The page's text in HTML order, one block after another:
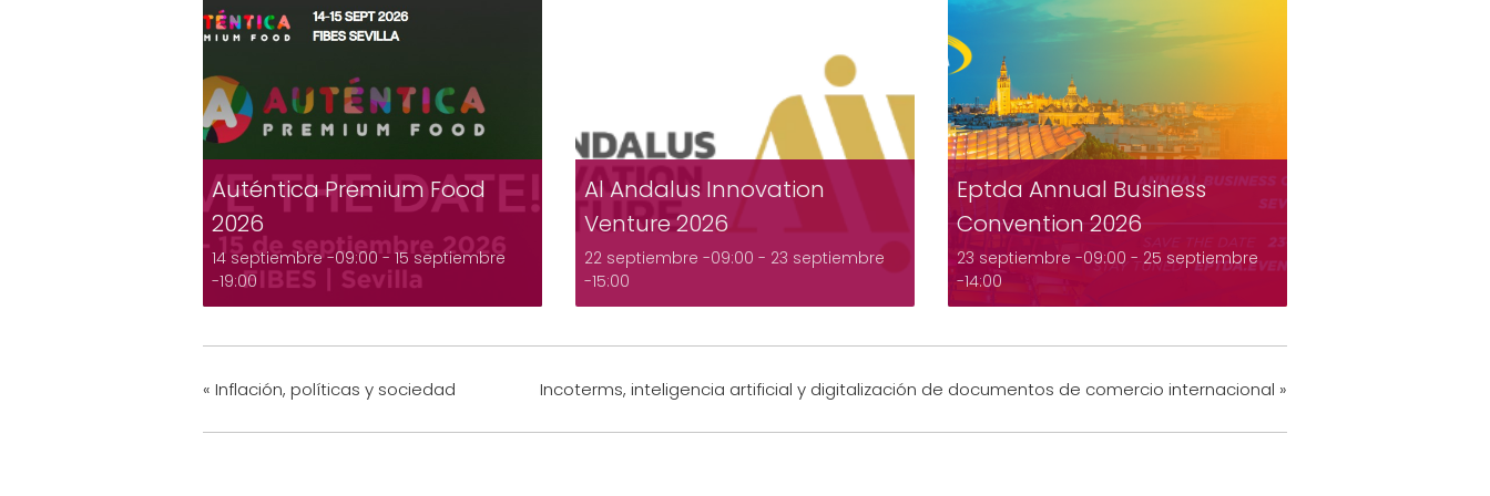
Auténtica Premium Food
2026
14 septiembre -09:00- 15 septiembre
-19:00
Al Andalus Innovation
Venture 2026
22 septiembre -09:00 - 23 septiembre
-15:00
Eptda Annual Business
Convention 2026
23 septiembre -09:00 -25 septiembre
-14:00
« Inflación, políticas y sociedad Incoterms, inteligencia artificial y digitalización de documentos de comercio internacional »